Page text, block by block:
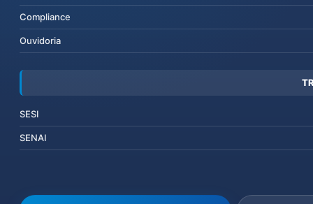
Compliance
Ouvidoria
SESI
SENAI